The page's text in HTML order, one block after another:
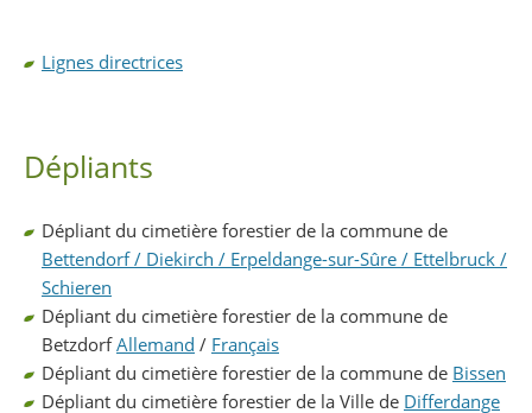
Lignes directrices
Dépliants
Dépliant du cimetière forestier de la commune de
Bettendorf / Diekirch / Erpeldange-sur-Sûre / Ettelbruck /
Schieren
Dépliant du cimetière forestier de la commune de
BetzdorfAllemand / Français
Dépliant du cimetière forestier de la commune de Bissen
Dépliant du cimetière forestier de la Ville de Differdange